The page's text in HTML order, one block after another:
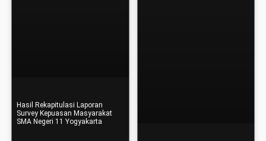
Hasil Rekapitulasi Laporan
Survey Kepuasan Masyarakat
SMA Negeri 11 Yogyakarta